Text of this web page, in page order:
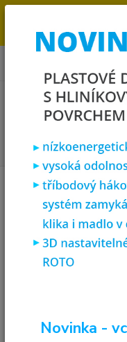
OBJEDNÁVKOU. MÁME
Vchodové dveře
antracit/bílá, 98x200 cm, pravé
SOFT
98x200 cm,
Novinka -